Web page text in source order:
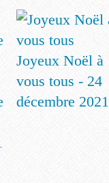
Joyeux Noël à
vous tous - 24
décembre 2021